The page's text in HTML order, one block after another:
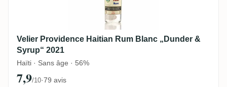
Velier Providence Haitian Rum Blanc „Dunder &
Syrup“ 2021
Haïti · Sans âge · 56%
7,9/10·79 avis